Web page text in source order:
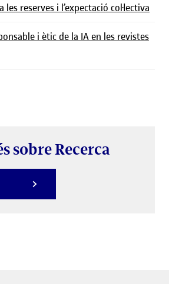
les reserves i l’expectació col·lectiva
i ètic de la IA en les revistes
sobre Recerca